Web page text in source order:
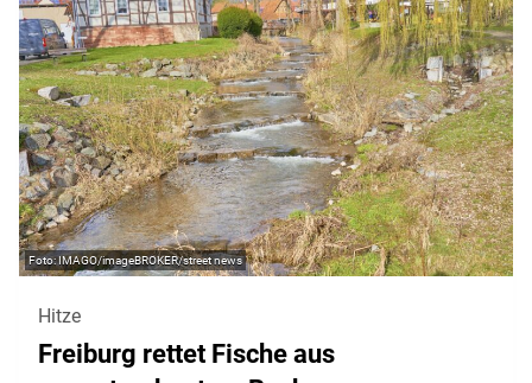
IMAGO/imageBROKER/street news
Hitze
Freiburg rettet Fische aus